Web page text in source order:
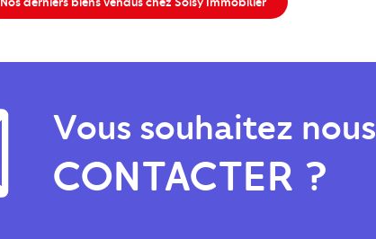
Vous souhaitez nous
CONTACTER ?